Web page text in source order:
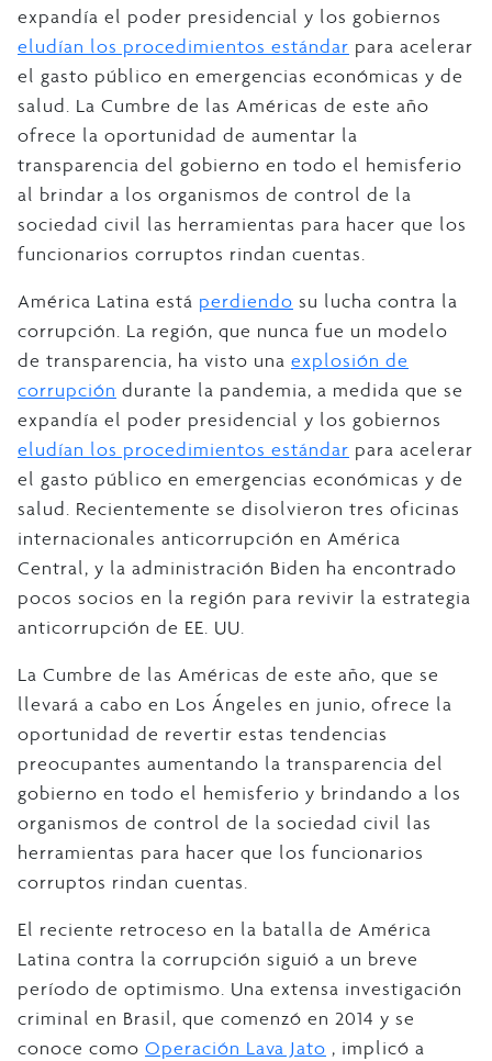
expandía el poder presidencial y los gobiernos
eludían los procedimientos estándar para acelerar
el gasto público en emergencias económicas y de
salud. La Cumbre de las Américas de este año
ofrece la oportunidad de aumentar la
transparencia del gobierno en todo el hemisferio
al brindar a los organismos de control de la
sociedad civil las herramientas para hacer que los
funcionarios corruptos rindan cuentas.
América Latina está perdiendo su lucha contra la
corrupción. La región, que nunca fue un modelo
de transparencia, ha visto una explosión de
corrupción durante la pandemia, a medida que se
expandía el poder presidencial y los gobiernos
eludían los procedimientos estándar para acelerar
el gasto público en emergencias económicas y de
salud. Recientemente se disolvieron tres oficinas
internacionales anticorrupción en América
Central, y la administración Biden ha encontrado
pocos socios en la región para revivir la estrategia
anticorrupción de EE. UU.
La Cumbre de las Américas de este año, que se
llevará a cabo en Los Ángeles en junio, ofrece la
oportunidad de revertir estas tendencias
preocupantes aumentando la transparencia del
gobierno en todo el hemisferio y brindando a los
organismos de control de la sociedad civil las
herramientas para hacer que los funcionarios
corruptos rindan cuentas.
El reciente retroceso en la batalla de América
Latina contra la corrupción siguió a un breve
período de optimismo. Una extensa investigación
criminal en Brasil, que comenzó en 2014 y se
conoce como Operación Lava Jato , implicó a